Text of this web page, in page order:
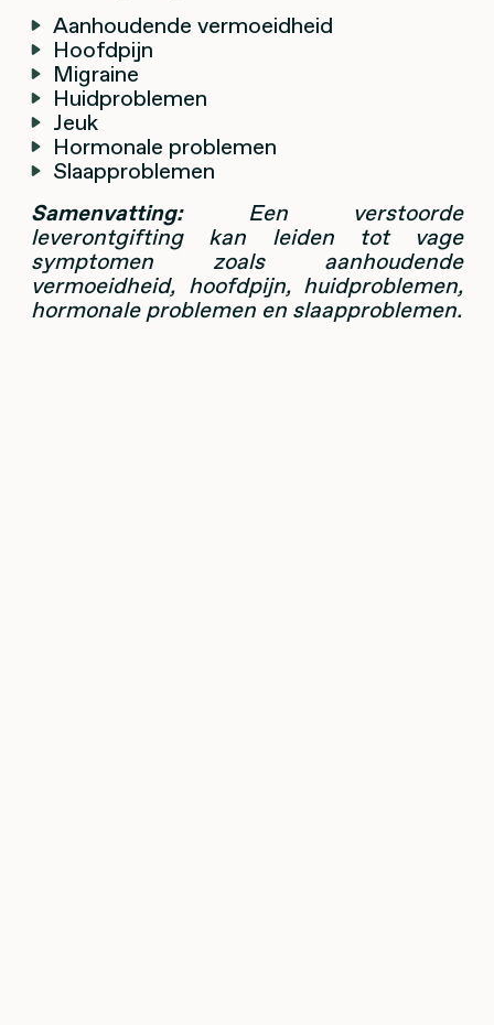
Aanhoudende vermoeidheid
Hoofdpijn
Migraine
Huidproblemen
Jeuk
Hormonale problemen
Slaapproblemen
Samenvatting: Een verstoorde
leverontgifting kan leiden tot vage
symptomen zoals aanhoudende
vermoeidheid, hoofdpijn, huidproblemen,
hormonale problemen en slaapproblemen.